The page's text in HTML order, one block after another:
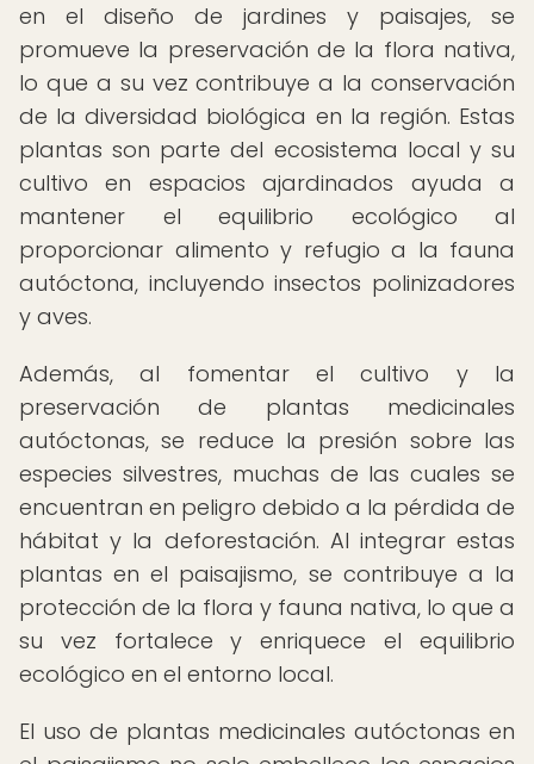
en el diseño de jardines y paisajes, se
promueve la preservación de la flora nativa,
lo que a su vez contribuye a la conservación
de la diversidad biológica en la región. Estas
plantas son parte del ecosistema local y su
cultivo en espacios ajardinados ayuda a
mantener el equilibrio ecológico al
proporcionar alimento y refugio a la fauna
autóctona, incluyendo insectos polinizadores
y aves.
Además, al fomentar el cultivo y la
preservación de plantas medicinales
autóctonas, se reduce la presión sobre las
especies silvestres, muchas de las cuales se
encuentran en peligro debido a la pérdida de
hábitat y la deforestación. Al integrar estas
plantas en el paisajismo, se contribuye a la
protección de la flora y fauna nativa, lo que a
su vez fortalece y enriquece el equilibrio
ecológico en el entorno local.
El uso de plantas medicinales autóctonas en